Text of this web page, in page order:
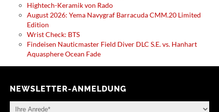
Hightech-Keramik von Rado
August 2026: Yema Navygraf Barracuda CMM.20 Limited
Edition
Wrist Check: BTS
Findeisen Nauticmaster Field Diver DLC S.E. vs. Hanhart
Aquasphere Ocean Fade
NEWSLETTER-ANMELDUNG